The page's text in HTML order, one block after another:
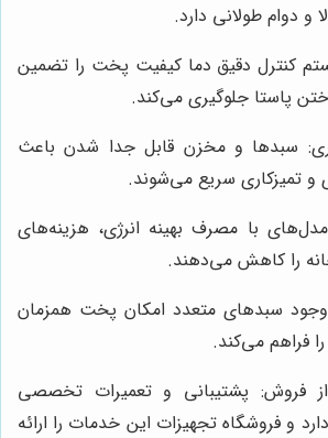
و دوام طولانی دارد.
کنترل دقیق دما کیفیت پخت را تضمین
پاستا جلوگیری می‌کند.
سبدها و مخزن قابل جدا شدن باعث
و تمیزکاری سریع می‌شوند.
با مصرف بهینه انرژی، هزینه‌های
را کاهش می‌دهند.
وجود سبدهای متعدد امکان پخت همزمان
فراهم می‌کند.
فروش: پشتیبانی و تعمیرات تخصصی
و فروشگاه تجهیزات این خدمات را ارائه